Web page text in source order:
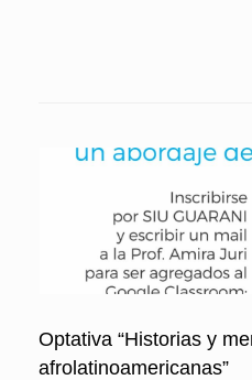
Optativa “Historias y
afrolatinoamericanas”